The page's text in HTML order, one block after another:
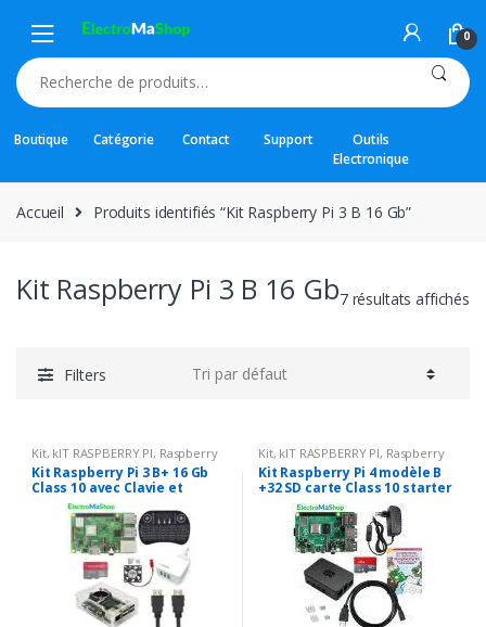
navigation
content
0
Recherche
pour :
Boutique Catégorie Contact Support
Outils
Electronique
Accueil Produits identifiés “Kit Raspberry Pi 3 B 16 Gb”
Kit Raspberry Pi 3 B 16 Gb7 résultats affichés
Filters
Kit, kIT RASPBERRY PI, Raspberry
PI,Raspberry Pi Robot & KIT
Kit Raspberry Pi 3 B+ 16 Gb
Class 10 avec Clavie et
Sourie sans fils
Kit, kIT RASPBERRY PI, Raspberry
PI,Raspberry Pi Robot & KIT
Kit Raspberry Pi 4 modèle B
+32 SD carte Class 10 starter